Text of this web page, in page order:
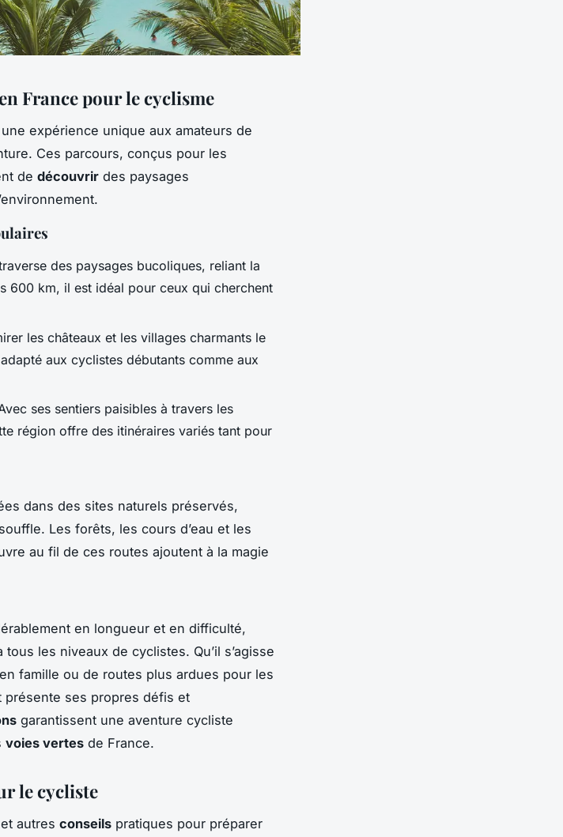
France pour le cyclisme
expérience unique aux amateurs de
Ces parcours, conçus pour les
de découvrir des paysages
des paysages bucoliques, reliant la
600 km, il est idéal pour ceux qui cherchent
les châteaux et les villages charmants le
aux cyclistes débutants comme aux
ses sentiers paisibles à travers les
région offre des itinéraires variés tant pour
dans des sites naturels préservés,
Les forêts, les cours d’eau et les
au fil de ces routes ajoutent à la magie
en longueur et en difficulté,
les niveaux de cyclistes. Qu’il s’agisse
famille ou de routes plus ardues pour les
ses propres défis et
garantissent une aventure cycliste
voies vertes de France.
le cycliste
autres conseils pratiques pour préparer